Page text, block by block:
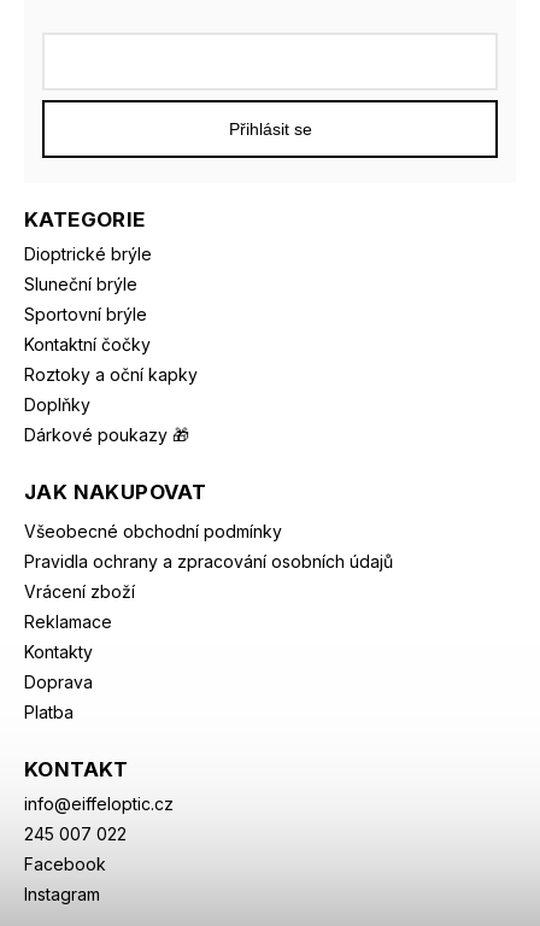
KATEGORIE
Dioptrické brýle
Sluneční brýle
Sportovní brýle
Kontaktní čočky
Roztoky a oční kapky
Doplňky
Dárkové poukazy 🎁
JAK NAKUPOVAT
Všeobecné obchodní podmínky
Pravidla ochrany a zpracování osobních údajů
Vrácení zboží
Reklamace
Kontakty
Doprava
Platba
KONTAKT
info@eiffeloptic.cz
245 007 022
Facebook
Instagram
Přihlásit se